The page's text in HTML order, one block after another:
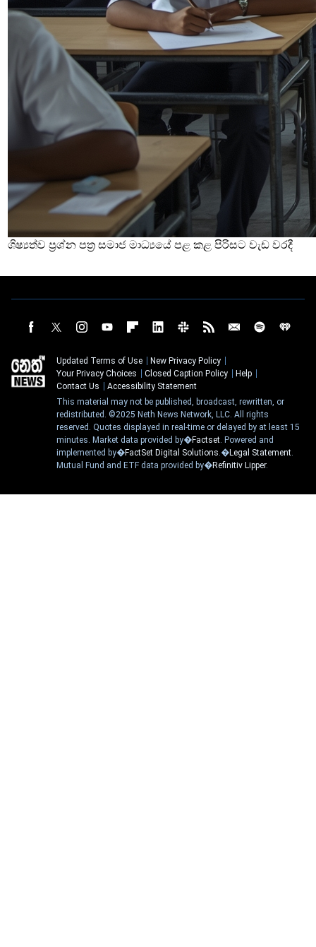
ශිෂ්‍යත්ව ප්‍රශ්න පත්‍ර සමාජ මාධ්‍යයේ පළ කළ පිරිසට වැඩ වරදී
Updated Terms of Use
New Privacy Policy
Your Privacy Choices
Closed Caption Policy
Help
Contact Us
Accessibility Statement
This material may not be published, broadcast, rewritten, or
redistributed. ©2025 Neth News Network, LLC. All rights
reserved. Quotes displayed in real-time or delayed by at least 15
minutes. Market data provided by�Factset. Powered and
implemented by�FactSet Digital Solutions.�Legal Statement.
Mutual Fund and ETF data provided by�Refinitiv Lipper.